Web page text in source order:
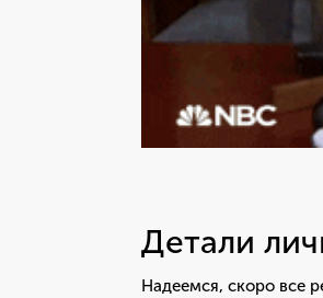
Детали
Надеемся, скоро все